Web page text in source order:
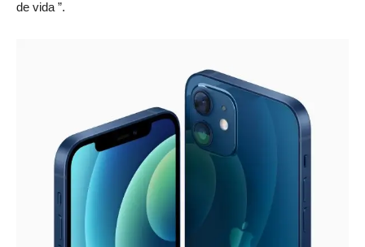
de vida ”.